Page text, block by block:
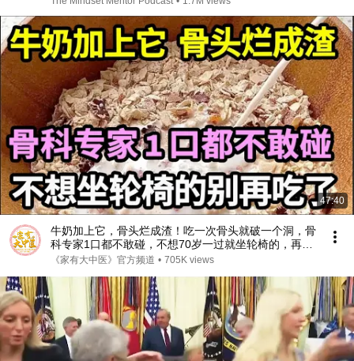
47:40
牛奶加上它，骨头烂成渣！吃一次骨头就破一个洞，骨
科专家1口都不敢碰，不想70岁一过就坐轮椅的，再喜
欢都要忌口！【家庭大医生】
《家有大中医》官方频道 • 705K views